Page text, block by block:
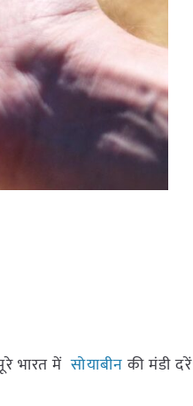
भारत में सोयाबीनकी मंडी दरें